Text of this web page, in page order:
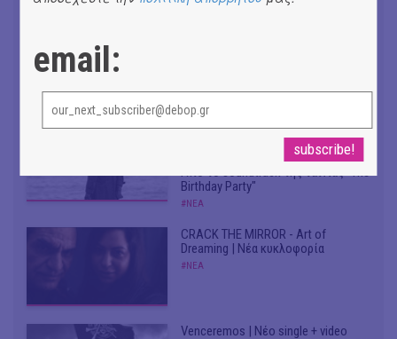
Don't Let Me Be Misunderstood |
Alexandros Livitsanos, Willem
Dafoe, Czech Studio Orchestra |
Birthday Party"
#ΝΕΑ
CRACK THE MIRROR - Art of
Dreaming | Νέα κυκλοφορία
#ΝΕΑ
Venceremos | Νέο single + video
email: